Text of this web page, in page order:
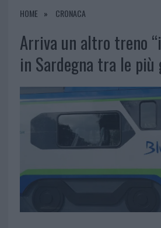
HOME CRONACA
Arriva un altro treno
in Sardegna tra le più